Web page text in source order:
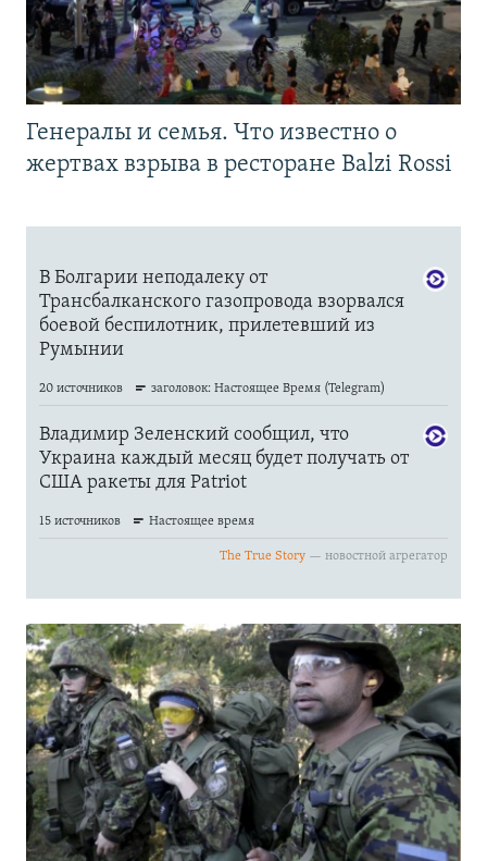
Генералы и семья. Что известно о
жертвах взрыва в ресторане Balzi Rossi